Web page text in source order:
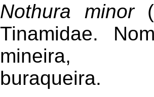
Nothura minor
Tinamidae.
mineira,
buraqueira.